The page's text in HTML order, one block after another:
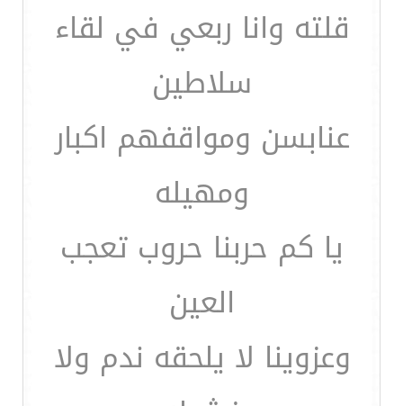
قلته وانا ربعي في لقاء
سلاطين
عنابسن ومواقفهم اكبار
ومهيله
يا كم حربنا حروب تعجب
العين
وعزوينا لا يلحقه ندم ولا